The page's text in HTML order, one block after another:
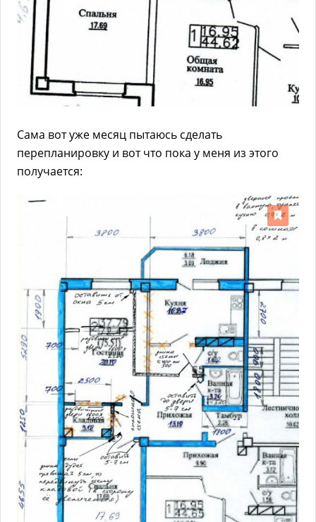
Сама вот уже месяц пытаюсь сделать
перепланировку и вот что пока у меня из этого
получается: